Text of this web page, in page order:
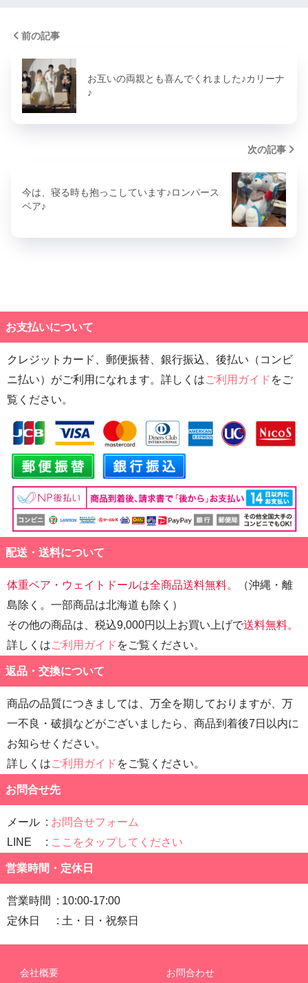
前の記事
お互いの両親とも喜んでくれました♪カリーナ
♪
次の記事
今は、寝る時も抱っこしています♪ロンパース
ベア♪
お支払いについて
クレジットカード、郵便振替、銀行振込、後払い（コンビ
ニ払い）がご利用になれます。詳しくはご利用ガイド をご
覧ください。
配送・送料について
体重ベア・ウェイトドールは全商品送料無料。
（沖縄・離
島除く。一部商品は北海道も除く）
その他の商品は、税込9,000円以上お買い上げで送料無料。
詳しくはご利用ガイド をご覧ください。
返品・交換について
商品の品質につきましては、万全を期しておりますが、万
一不良・破損などがございましたら、商品到着後7日以内に
お知らせください。
詳しくはご利用ガイド をご覧ください。
お問合せ先
メール
お問合せフォーム
LINE
ここをタップしてください
営業時間・定休日
営業時間
10:00-17:00
定休日
土・日・祝祭日
会社概要 お問合わせ